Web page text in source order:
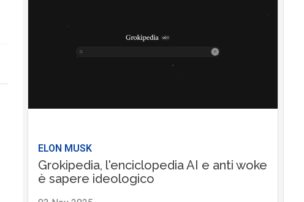
ELON MUSK
Grokipedia, l'enciclopedia AI e anti woke
è sapere ideologico